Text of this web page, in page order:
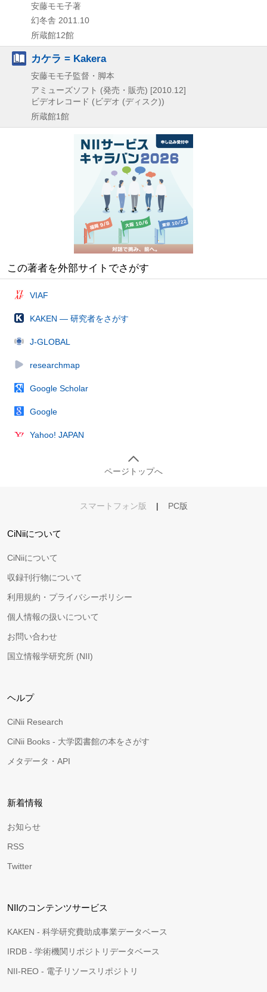
安藤モモ子著
幻冬舎 2011.10
所蔵館12館
カケラ = Kakera
安藤モモ子監督・脚本
アミューズソフト (発売・販売) [2010.12]
ビデオレコード (ビデオ (ディスク))
所蔵館1館
この著者を外部サイトでさがす
VIAF
KAKEN — 研究者をさがす
J-GLOBAL
researchmap
Google Scholar
Google
Yahoo! JAPAN
ページトップへ
スマートフォン版 | PC版
CiNiiについて
CiNiiについて
収録刊行物について
利用規約・プライバシーポリシー
個人情報の扱いについて
お問い合わせ
国立情報学研究所 (NII)
ヘルプ
CiNii Research
CiNii Books - 大学図書館の本をさがす
メタデータ・API
新着情報
お知らせ
RSS
Twitter
NIIのコンテンツサービス
KAKEN - 科学研究費助成事業データベース
IRDB - 学術機関リポジトリデータベース
NII-REO - 電子リソースリポジトリ